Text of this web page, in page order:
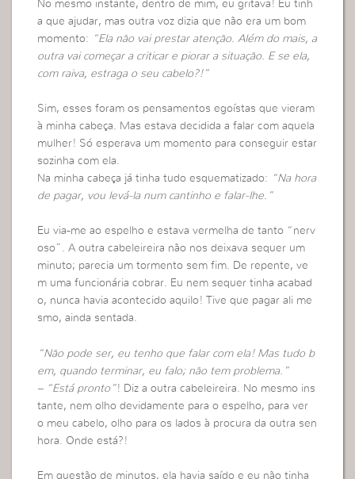
No mesmo instante, dentro de mim, eu gritava! Eu tinh
a que ajudar, mas outra voz dizia que não era um bom
momento:
“Ela não vai prestar atenção. Além do mais, a
outra vai começar a criticar e piorar a situação. E se ela,
com raiva, estraga o seu cabelo?!”
Sim, esses foram os pensamentos egoístas que vieram
à minha cabeça. Mas estava decidida a falar com aquela
mulher! Só esperava um momento para conseguir estar
sozinha com ela.
Na minha cabeça já tinha tudo esquematizado:
“Na hora
de pagar, vou levá-la num cantinho e falar-lhe.”
Eu via-me ao espelho e estava vermelha de tanto “nerv
oso”. A outra cabeleireira não nos deixava sequer um
minuto; parecia um tormento sem fim. De repente, ve
m uma funcionária cobrar. Eu nem sequer tinha acabad
o, nunca havia acontecido aquilo! Tive que pagar ali me
smo, ainda sentada.
“Não pode ser, eu tenho que falar com ela! Mas tudo b
em, quando terminar, eu falo; não tem problema.”
– “Está pronto”! Diz a outra cabeleireira. No mesmo ins
tante, nem olho devidamente para o espelho, para ver
o meu cabelo, olho para os lados à procura da outra sen
hora. Onde está?!
Em questão de minutos, ela havia saído e eu não tinha